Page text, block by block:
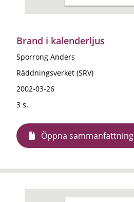
Brand i kalenderljus
Sporrong Anders
Räddningsverket (SRV)
2002-03-26
3 s.
Öppna sammanfattning